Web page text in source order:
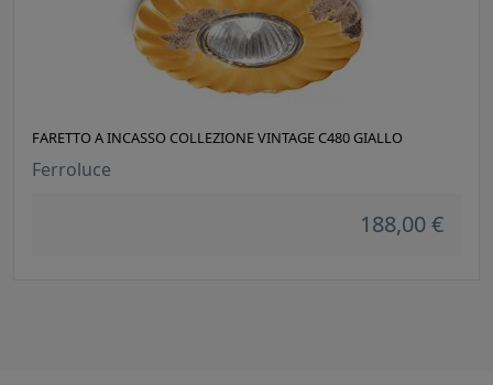
FARETTO A INCASSO COLLEZIONE VINTAGE C480 GIALLO
Ferroluce
188,00 €